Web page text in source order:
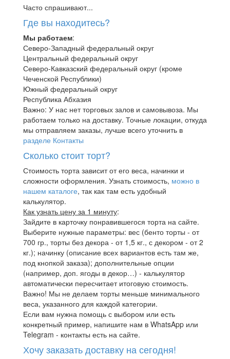
Часто спрашивают...
Где вы находитесь?
Мы работаем:
Северо-Западный федеральный округ
Центральный федеральный округ
Северо-Кавказский федеральный округ (кроме
Чеченской Республики)
Южный федеральный округ
Республика Абхазия
Важно: У нас нет торговых залов и самовывоза. Мы
работаем только на доставку. Точные локации, откуда
мы отправляем заказы, лучше всего уточнить в
разделе Контакты
Сколько стоит торт?
Стоимость торта зависит от его веса, начинки и
сложности оформления. Узнать стоимость, можно в
нашем каталоге, так как там есть удобный
калькулятор.
Как узнать цену за 1 минуту:
Зайдите в карточку понравившегося торта на сайте.
Выберите нужные параметры: вес (бенто торты - от
700 гр., торты без декора - от 1,5 кг., с декором - от 2
кг.); начинку (описание всех вариантов есть там же,
под кнопкой заказа); дополнительные опции
(например, доп. ягоды в декор…) - калькулятор
автоматически пересчитает итоговую стоимость.
Важно! Мы не делаем торты меньше минимального
веса, указанного для каждой категории.
Если вам нужна помощь с выбором или есть
конкретный пример, напишите нам в WhatsApp или
Telegram - контакты есть на сайте.
Хочу заказать доставку на сегодня!